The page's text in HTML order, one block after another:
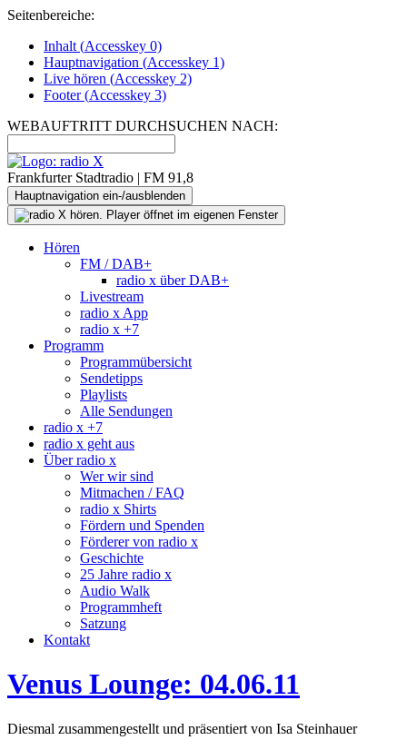
Seitenbereiche:
Inhalt (Accesskey 0)
Hauptnavigation (Accesskey 1)
Live hören (Accesskey 2)
Footer(Accesskey 3)
WEBAUFTRITT DURCHSUCHEN NACH:
Frankfurter Stadtradio | FM 91,8
Hauptnavigation ein-/ausblenden
Hören
FM / DAB+
radio x über DAB+
Livestream
radio x App
radio x +7
Programm
Programmübersicht
Sendetipps
Playlists
Alle Sendungen
radio x +7
radio x geht aus
Über radio x
Wer wir sind
Mitmachen / FAQ
radio x Shirts
Fördern und Spenden
Förderer von radio x
Geschichte
25 Jahre radio x
Audio Walk
Programmheft
Satzung
Kontakt
Venus Lounge: 04.06.11
Diesmal zusammengestellt und präsentiert von Isa Steinhauer